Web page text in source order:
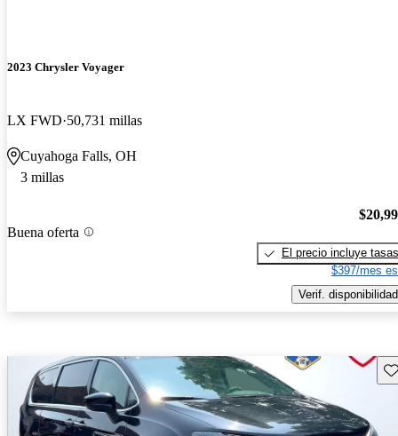
2023 Chrysler Voyager
LX FWD 50,731 millas
Cuyahoga Falls, OH
3 millas
Buena oferta
El precio incluye tasas
$397/mes
Verif. disponibilidad